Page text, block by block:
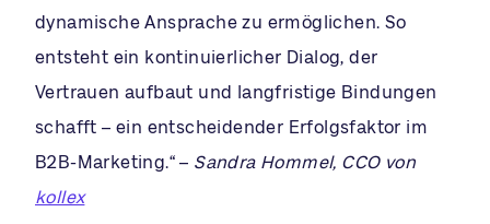
dynamische Ansprache zu ermöglichen. So
entsteht ein kontinuierlicher Dialog, der
Vertrauen aufbaut und langfristige Bindungen
schafft – ein entscheidender Erfolgsfaktor im
B2B-Marketing.“ – Sandra Hommel, CCO von
kollex